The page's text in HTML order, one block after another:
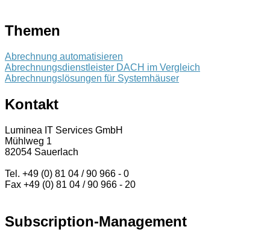
Themen
Abrechnung automatisieren
Abrechnungsdienstleister DACH im Vergleich
Abrechnungslösungen für Systemhäuser
Kontakt
Luminea IT Services GmbH
Mühlweg 1
82054 Sauerlach
Tel. +49 (0) 81 04 / 90 966 - 0
Fax +49 (0) 81 04 / 90 966 - 20
Subscription-Management